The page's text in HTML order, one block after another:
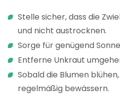
Stelle sicher, dass die
und nicht austrocknen.
Sorge für genügend
Entferne Unkraut
Sobald die Blumen
regelmäßig bewässern.